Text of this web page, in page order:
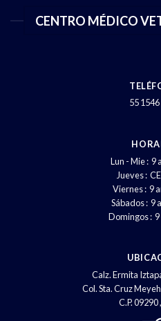
CENTRO MÉDICO
55
Lun - Mie : 9
Jueves :
Viernes : 9
Sábados : 9
Domingos : 9
Calz. Ermita
Col. Sta. Cruz
C.P. 09290